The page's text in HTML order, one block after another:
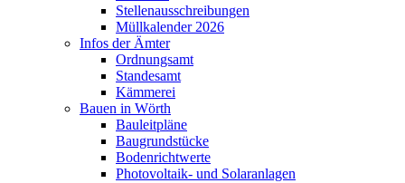
Stellenausschreibungen
Müllkalender 2026
Infos der Ämter
Ordnungsamt
Standesamt
Kämmerei
Bauen in Wörth
Bauleitpläne
Baugrundstücke
Bodenrichtwerte
Photovoltaik- und Solaranlagen